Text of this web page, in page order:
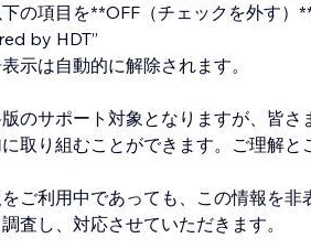
の項目を**OFF（チェックを外す）
by HDT”
示は自動的に解除されます。
のサポート対象となりますが、皆
取り組むことができます。ご理解と
ご利用中であっても、この情報を
査し、対応させていただきます。